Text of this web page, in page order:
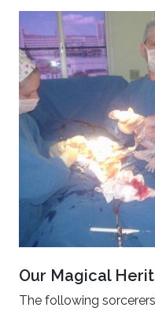
Our Magical
The following